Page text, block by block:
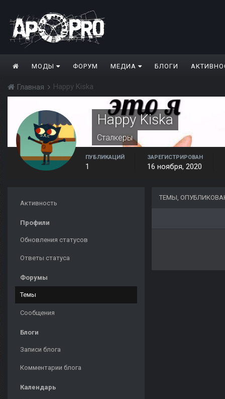
МОДЫ ФОРУМ МЕДИА БЛОГИ
Главная Happy Kiska
Happy Kiska
Сталкеры
ПУБЛИКАЦИЙ
1
ЗАРЕГИСТРИРОВАН
16 ноября, 2020
Активность
Профили
Обновления статусов
Ответы статуса
Форумы
Темы
Сообщения
Блоги
Записи блога
Комментарии блога
Календарь
ТЕМЫ,